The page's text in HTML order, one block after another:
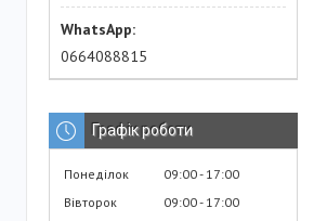
0664088815
Графік роботи
Понеділок 09:00 17:00
Вівторок
09:00 17:00